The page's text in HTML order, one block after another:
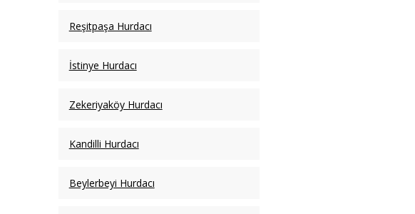
Reşitpaşa Hurdacı
İstinye Hurdacı
Zekeriyaköy Hurdacı
Kandilli Hurdacı
Beylerbeyi Hurdacı